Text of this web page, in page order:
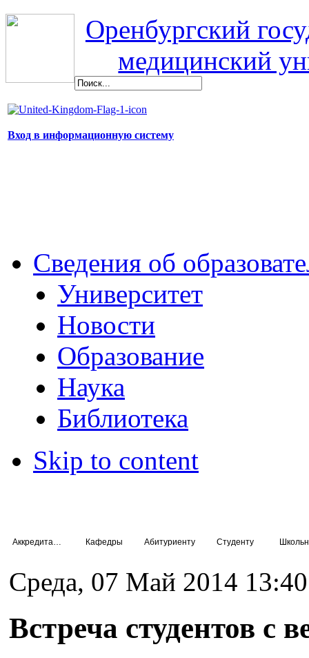
Оренбургский
медицинский
Вход в информационную систему
Сведения об
Университет
Новости
Образование
Наука
Библиотека
Skip to content
Кафедры Абитуриенту Студенту
Среда, 07 Май 2014 13:40
Встреча студентов с